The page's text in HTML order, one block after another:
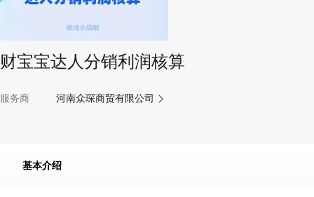
财宝宝达人分销利润核算
服务商 河南众琛商贸有限公司
基本介绍